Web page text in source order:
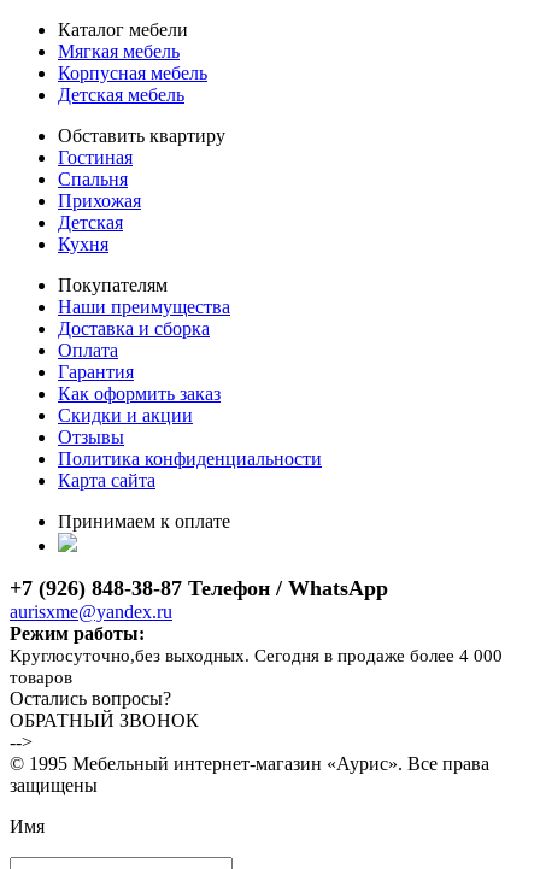
Каталог мебели
Мягкая мебель
Корпусная мебель
Детская мебель
Обставить квартиру
Гостиная
Спальня
Прихожая
Детская
Кухня
Покупателям
Наши преимущества
Доставка и сборка
Оплата
Гарантия
Как оформить заказ
Скидки и акции
Отзывы
Политика конфиденциальности
Карта сайта
Принимаем к оплате
+7 (926) 848-38-87 Телефон / WhatsApp
aurisxme@yandex.ru
Режим работы:
Круглосуточно,без выходных. Сегодня в продаже более 4 000
товаров
Остались вопросы?
ОБРАТНЫЙ ЗВОНОК
-->
© 1995 Мебельный интернет-магазин «Аурис». Все права
защищены
Имя